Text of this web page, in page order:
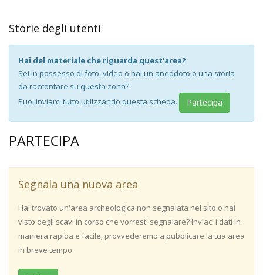
Storie degli utenti
Hai del materiale che riguarda quest'area?
Sei in possesso di foto, video o hai un aneddoto o una storia
da raccontare su questa zona?
Puoi inviarci tutto utilizzando questa scheda.
Partecipa
PARTECIPA
Segnala una nuova area
Hai trovato un'area archeologica non segnalata nel sito o hai
visto degli scavi in corso che vorresti segnalare? Inviaci i dati in
maniera rapida e facile; provvederemo a pubblicare la tua area
in breve tempo.